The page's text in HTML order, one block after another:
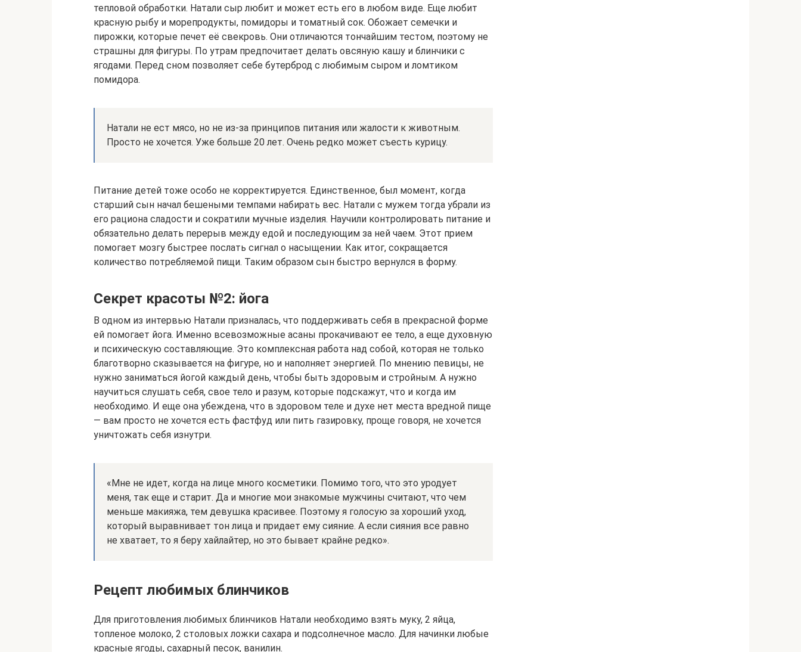
тепловой обработки. Натали сыр любит и может есть его в любом виде. Еще любит
красную рыбу и морепродукты, помидоры и томатный сок. Обожает семечки и
пирожки, которые печет её свекровь. Они отличаются тончайшим тестом, поэтому не
страшны для фигуры. По утрам предпочитает делать овсяную кашу и блинчики с
ягодами. Перед сном позволяет себе бутерброд с любимым сыром и ломтиком
помидора.
Натали не ест мясо, но не из-за принципов питания или жалости к животным.
Просто не хочется. Уже больше 20 лет. Очень редко может съесть курицу.
Питание детей тоже особо не корректируется. Единственное, был момент, когда
старший сын начал бешеными темпами набирать вес. Натали с мужем тогда убрали из
его рациона сладости и сократили мучные изделия. Научили контролировать питание и
обязательно делать перерыв между едой и последующим за ней чаем. Этот прием
помогает мозгу быстрее послать сигнал о насыщении. Как итог, сокращается
количество потребляемой пищи. Таким образом сын быстро вернулся в форму.
Секрет красоты №2: йога
В одном из интервью Натали призналась, что поддерживать себя в прекрасной форме
ей помогает йога. Именно всевозможные асаны прокачивают ее тело, а еще духовную
и психическую составляющие. Это комплексная работа над собой, которая не только
благотворно сказывается на фигуре, но и наполняет энергией. По мнению певицы, не
нужно заниматься йогой каждый день, чтобы быть здоровым и стройным. А нужно
научиться слушать себя, свое тело и разум, которые подскажут, что и когда им
необходимо. И еще она убеждена, что в здоровом теле и духе нет места вредной пище
— вам просто не хочется есть фастфуд или пить газировку, проще говоря, не хочется
уничтожать себя изнутри.
«Мне не идет, когда на лице много косметики. Помимо того, что это уродует
меня, так еще и старит. Да и многие мои знакомые мужчины считают, что чем
меньше макияжа, тем девушка красивее. Поэтому я голосую за хороший уход,
который выравнивает тон лица и придает ему сияние. А если сияния все равно
не хватает, то я беру хайлайтер, но это бывает крайне редко».
Рецепт любимых блинчиков
Для приготовления любимых блинчиков Натали необходимо взять муку, 2 яйца,
топленое молоко, 2 столовых ложки сахара и подсолнечное масло. Для начинки любые
красные ягоды, сахарный песок, ванилин.